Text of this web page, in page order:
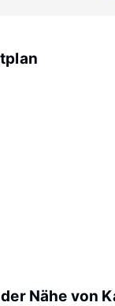
Nähe von